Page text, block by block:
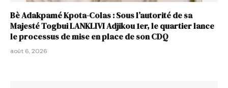
Bè Adakpamé Kpota-Colas : Sous l’autorité de sa
Majesté Togbui LANKLIVI Adjikou 1er, le quartier lance
le processus de mise en place de son CDQ
août 6, 2026